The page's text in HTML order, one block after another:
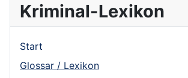
Kriminal-Lexikon
Start
Glossar / Lexikon